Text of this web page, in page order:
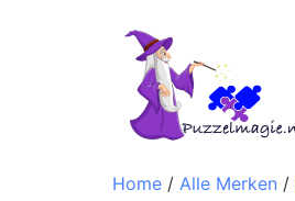
Home / Alle Merken /